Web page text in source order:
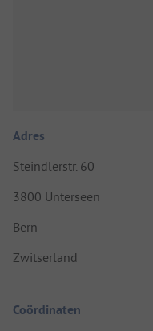
Adres
Steindlerstr. 60
3800 Unterseen
Bern
Zwitserland
Coördinaten